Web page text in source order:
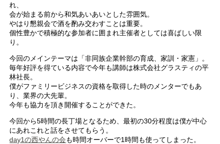
れ、
会が始まる前から和気あいあいとした雰囲気。
やはり懇親会で酒を酌み交わすことは重要。
個性豊かで積極的な参加者に囲まれ主催者としては喜ばしい限
り。
今回のメインテーマは「非同族企業幹部の育成、家訓・家憲」。
毎年好評を得ている内容で今年も講師は株式会社グラスティの平
林社長。
僕がファミリービジネスの資格を取得した時のメンターでもあ
り、業界の大先輩。
今年も協力を頂き開催することができた。
今回から5時間の長丁場となるため、最初の30分程度は僕が中心
にあれこれと話をさせてもらう。
day1の西やんの会も時間オーバーで1時間も使ってしまった。